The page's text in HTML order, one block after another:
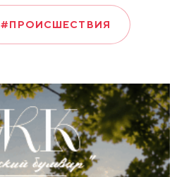
#ПРОИСШЕСТВИЯ